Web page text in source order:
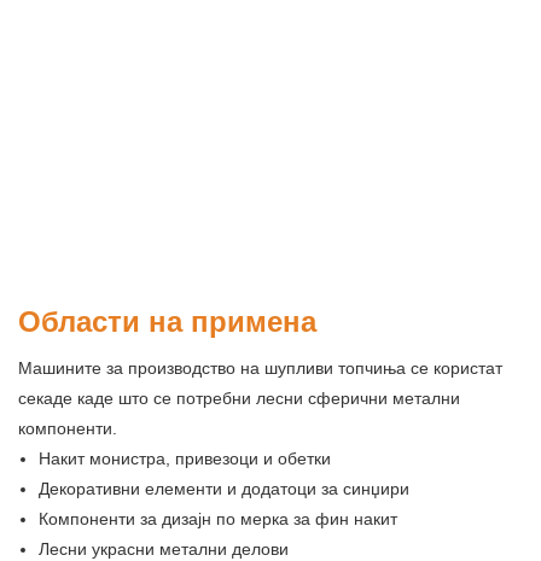
Области на примена
Машините за производство на шупливи топчиња се користат
секаде каде што се потребни лесни сферични метални
компоненти.
Накит монистра, привезоци и обетки
Декоративни елементи и додатоци за синџири
Компоненти за дизајн по мерка за фин накит
Лесни украсни метални делови